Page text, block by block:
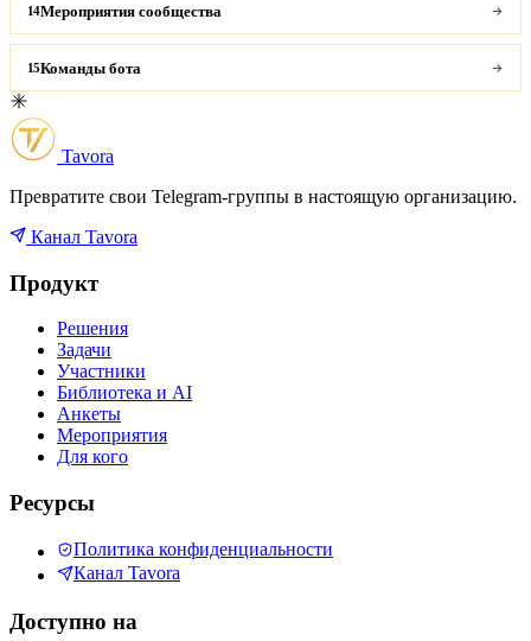
14Мероприятия сообщества
15Команды бота
Tavora
Превратите свои Telegram-группы в настоящую организацию.
Канал Tavora
Продукт
Решения
Задачи
Участники
Библиотека и AI
Анкеты
Мероприятия
Для кого
Ресурсы
Политика конфиденциальности
Канал Tavora
Доступно на